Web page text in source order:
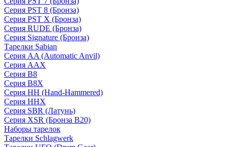
Серия PST 8 (Бронза)
Серия PST X (Бронза)
Серия RUDE (Бронза)
Серия Signature (Бронза)
Тарелки Sabian
Серия AA (Automatic Anvil)
Серия AAX
Серия B8
Серия B8X
Серия HH (Hand-Hammered)
Серия HHX
Серия SBR (Латунь)
Серия XSR (Бронза B20)
Наборы тарелок
Тарелки Schlagwerk